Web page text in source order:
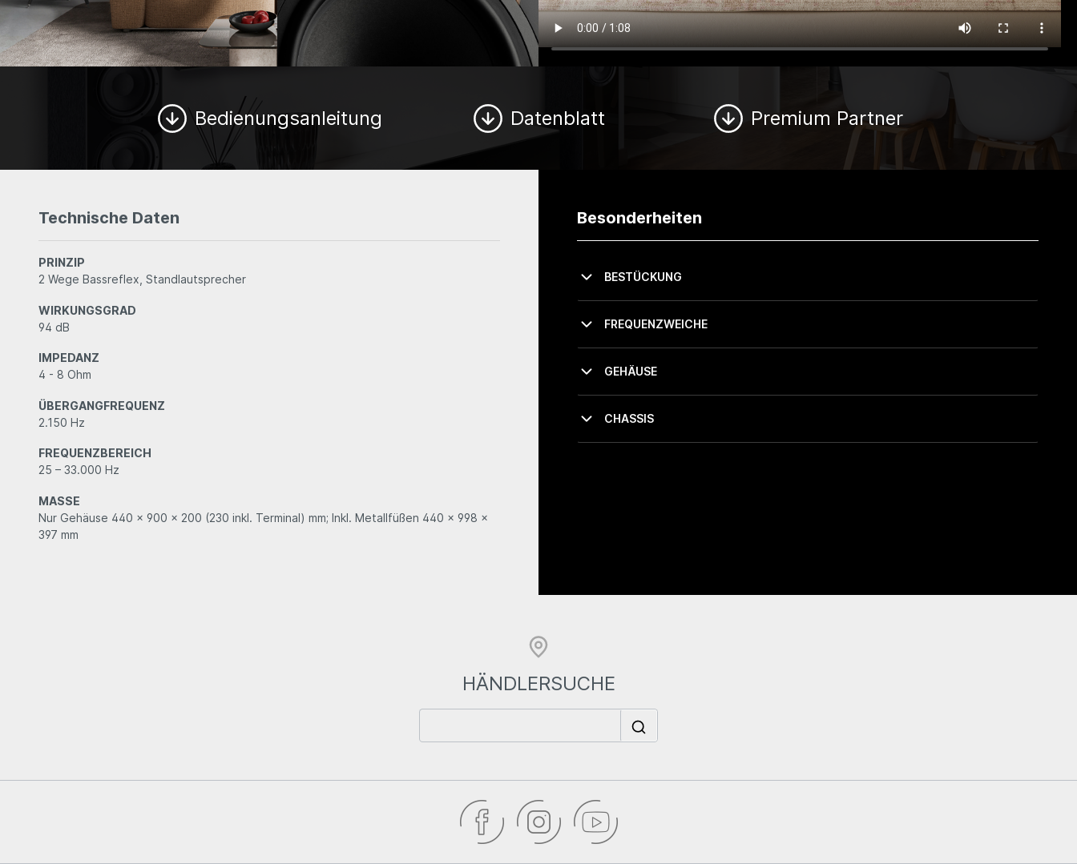
Bedienungsanleitung Datenblatt Premium Partner
Technische Daten
PRINZIP
2 Wege Bassreflex, Standlautsprecher
WIRKUNGSGRAD
94 dB
IMPEDANZ
4 - 8 Ohm
ÜBERGANGFREQUENZ
2.150 Hz
FREQUENZBEREICH
25 – 33.000 Hz
MASSE
Nur Gehäuse 440 x 900 x 200 (230 inkl. Terminal) mm; Inkl. Metallfüßen 440 x 998 x
397 mm
Besonderheiten
BESTÜCKUNG
FREQUENZWEICHE
GEHÄUSE
CHASSIS
HÄNDLERSUCHE